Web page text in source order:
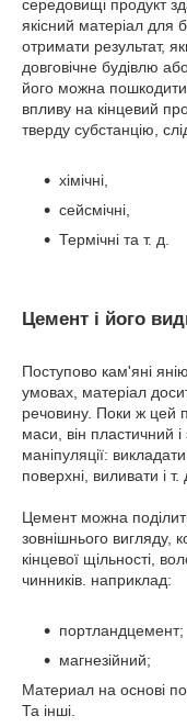
середовищі продукт
якісний матеріал для
отримати результат,
довговічне будівлю
його можна
впливу на кінцевий
тверду субстанцію,
хімічні,
сейсмічні,
Термічні та т. д.
Цемент і його
Поступово кам'яні
умовах, матеріал
речовину. Поки ж цей
маси, він пластичний
маніпуляції:
поверхні, виливати і т.
Цемент можна
зовнішнього вигляду,
кінцевої щільності,
чинників. наприклад:
портландцемент;
магнезійний;
Материал на основі
Та інші.